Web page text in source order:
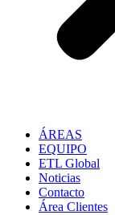
ÁREAS
EQUIPO
ETL Global
Noticias
Contacto
Área Clientes